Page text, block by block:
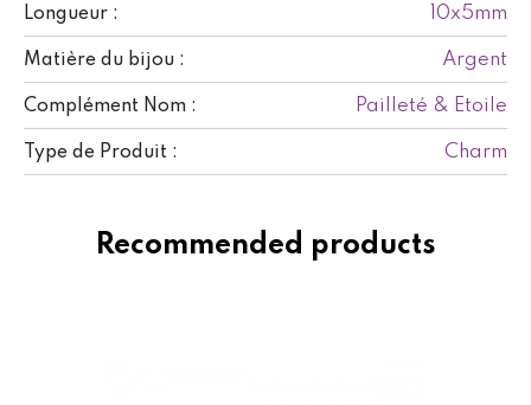
Longueur : 10x5mm
Matière du bijou : Argent
Complément Nom : Pailleté & Etoile
Type de Produit : Charm
Recommended products